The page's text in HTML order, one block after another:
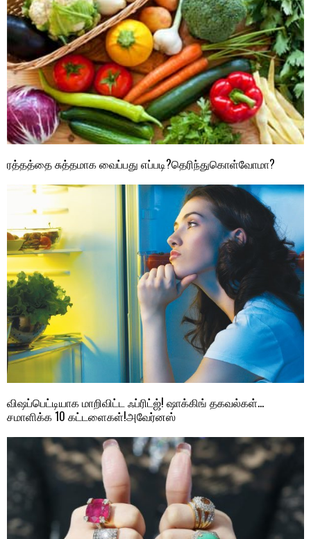
ரத்தத்தை சுத்தமாக வைப்பது எப்படி?தெரிந்துகொள்வோமா?
விஷப்பெட்டியாக மாறிவிட்ட ஃப்ரிட்ஜ்! ஷாக்கிங் தகவல்கள்…
சமாளிக்க 10 கட்டளைகள்!அவேர்னஸ்